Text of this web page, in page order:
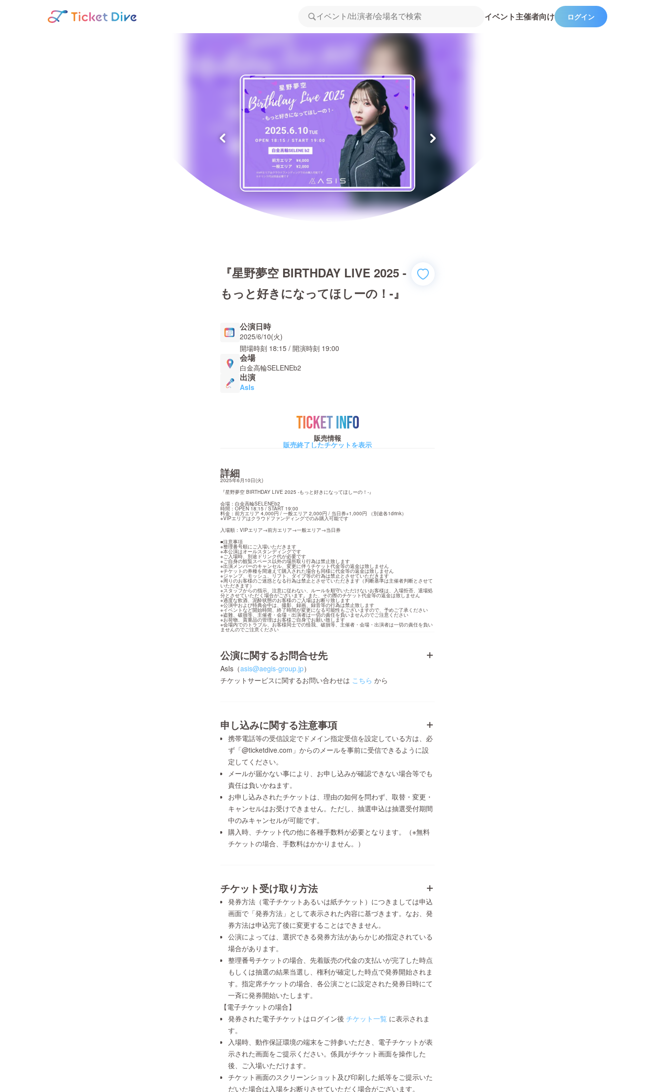
イベント主催者向け ログイン
『星野夢空 BIRTHDAY LIVE 2025 -
もっと好きになってほしーの！-』
公演日時
2025/6/10(火)
開場時刻 18:15 / 開演時刻 19:00
会場
白金高輪SELENEb2
出演
AsIs
TICKET INFO
販売情報
販売終了したチケットを表示
詳細
2025年6月10日(火)
『星野夢空 BIRTHDAY LIVE 2025 -もっと好きになってほしーの！-』
会場：白金高輪SELENEb2
時間：OPEN 18:15 / START 19:00
料金：前方エリア 4,000円 / 一般エリア 2,000円 / 当日券+1,000円 （別途各1drink）
※VIPエリアはクラウドファンディングでのみ購入可能です
入場順：VIPエリア→前方エリア→一般エリア→当日券
■注意事項
※整理番号順にご入場いただきます
※本公演はオールスタンディングです
※ご入場時、別途ドリンク代が必要です
※ご自身の観覧スペース以外の場所取り行為は禁止致します
※出演メンバーのキャンセル、変更に伴うチケット代金等の返金は致しません
※チケットの券種を間違えて購入された場合も同様に代金等の返金は致しません
※ジャンプ、モッシュ、リフト、ダイブ等の行為は禁止とさせていただきます
※周りのお客様のご迷惑となる行為は禁止とさせていただきます（判断基準は主催者判断とさせて
いただきます）
※スタッフからの指示、注意に従わない、ルールを順守いただけないお客様は、入場拒否、退場処
分とさせていただく場合がございます。また、その際のチケット代金等の返金は致しません
※過度な飲酒、泥酔状態のお客様のご入場はお断り致します
※公演中および特典会中は、撮影、録画、録音等の行為は禁止致します
※イベントなど開始時間、終了時間が変更になる可能性もございますので、予めご了承ください
※盗難、破損等、主催者・会場・出演者は一切の責任を負いませんのでご注意ください
※お荷物、貴重品の管理はお客様ご自身でお願い致します
※会場内でのトラブル、お客様同士での怪我、破損等、主催者・会場・出演者は一切の責任を負い
ませんのでご注意ください
公演に関するお問合せ先
AsIs（asis@aegis-group.jp）
チケットサービスに関するお問い合わせは こちら から
申し込みに関する注意事項
携帯電話等の受信設定でドメイン指定受信を設定している方は、必
ず「@ticketdive.com」からのメールを事前に受信できるように設
定してください。
メールが届かない事により、お申し込みが確認できない場合等でも
責任は負いかねます。
お申し込みされたチケットは、理由の如何を問わず、取替・変更・
キャンセルはお受けできません。ただし、抽選申込は抽選受付期間
中のみキャンセルが可能です。
購入時、チケット代の他に各種手数料が必要となります。（※無料
チケットの場合、手数料はかかりません。）
チケット受け取り方法
発券方法（電子チケットあるいは紙チケット）につきましては申込
画面で「発券方法」として表示された内容に基づきます。なお、発
券方法は申込完了後に変更することはできません。
公演によっては、選択できる発券方法があらかじめ指定されている
場合があります。
整理番号チケットの場合、先着販売の代金の支払いが完了した時点
もしくは抽選の結果当選し、権利が確定した時点で発券開始されま
す。指定席チケットの場合、各公演ごとに設定された発券日時にて
一斉に発券開始いたします。
【電子チケットの場合】
発券された電子チケットはログイン後 チケット一覧 に表示されま
す。
入場時、動作保証環境の端末をご持参いただき、電子チケットが表
示された画面をご提示ください。係員がチケット画面を操作した
後、ご入場いただけます。
チケット画面のスクリーンショット及び印刷した紙等をご提示いた
だいた場合は入場をお断りさせていただく場合がございます。